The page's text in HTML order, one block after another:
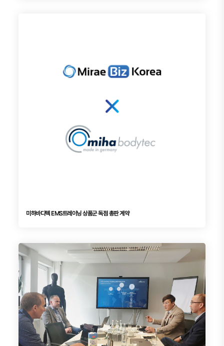
미하바디텍 EMS트레이닝 상품군 독점 총판 계약